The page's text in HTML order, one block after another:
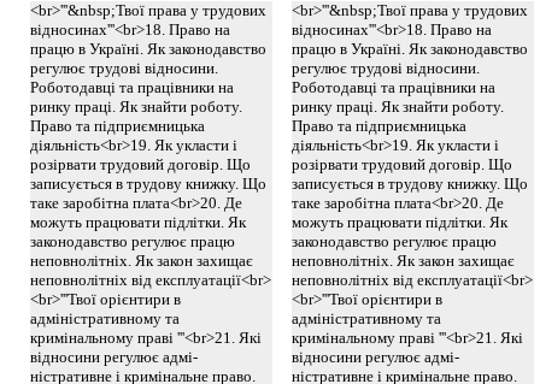
<br>'''&nbsp;Твої права у трудових
відносинах'''<br>18. Право на
працю в Україні. Як законодавство
регулює трудові відносини.
Роботодавці та працівники на
ринку праці. Як знайти роботу.
Право та підприємницька
діяльність<br>19. Як укласти і
розірвати трудовий договір. Що
записується в трудову книжку. Що
таке заробітна плата<br>20. Де
можуть працювати підлітки. Як
законодавство регулює працю
неповнолітніх. Як закон захищає
неповнолітніх від експлуатації<br>
<br>'''Твої орієнтири в
адміністративному та
кримінальному праві '''<br>21. Які
відносини регулює адмі-
ністративне і кримінальне право.
<br>'''&nbsp;Твої права у трудових
відносинах'''<br>18. Право на
працю в Україні. Як законодавство
регулює трудові відносини.
Роботодавці та працівники на
ринку праці. Як знайти роботу.
Право та підприємницька
діяльність<br>19. Як укласти і
розірвати трудовий договір. Що
записується в трудову книжку. Що
таке заробітна плата<br>20. Де
можуть працювати підлітки. Як
законодавство регулює працю
неповнолітніх. Як закон захищає
неповнолітніх від експлуатації<br>
<br>'''Твої орієнтири в
адміністративному та
кримінальному праві '''<br>21. Які
відносини регулює адмі-
ністративне і кримінальне право.